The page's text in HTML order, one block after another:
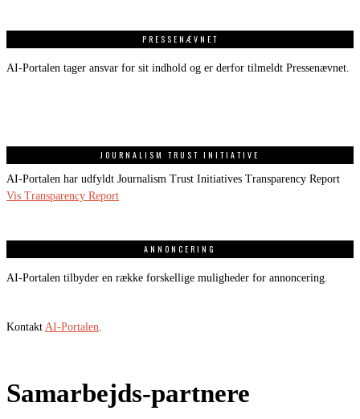
PRESSENÆVNET
AI-Portalen tager ansvar for sit indhold og er derfor tilmeldt Pressenævnet.
JOURNALISM TRUST INITIATIVE
AI-Portalen har udfyldt Journalism Trust Initiatives Transparency Report
Vis Transparency Report
ANNONCERING
AI-Portalen tilbyder en række forskellige muligheder for annoncering.
Kontakt AI-Portalen
Samarbejds-partnere